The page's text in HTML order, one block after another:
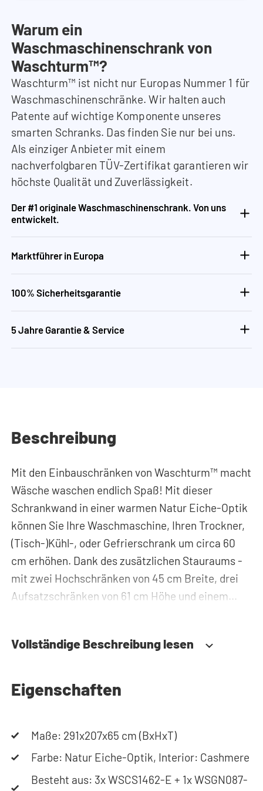
Warum ein
Waschmaschinenschrank von
Waschturm™?
Waschturm™ ist nicht nur Europas Nummer 1 für
Waschmaschinenschränke. Wir halten auch
Patente auf wichtige Komponente unseres
smarten Schranks. Das finden Sie nur bei uns.
Als einziger Anbieter mit einem
nachverfolgbaren TÜV-Zertifikat garantieren wir
höchste Qualität und Zuverlässigkeit.
Der #1 originale Waschmaschinenschrank. Von uns
entwickelt.
Marktführer in Europa
100% Sicherheitsgarantie
5 Jahre Garantie & Service
Beschreibung
Mit den Einbauschränken von Waschturm™ macht
Wäsche waschen endlich Spaß! Mit dieser
Schrankwand in einer warmen Natur Eiche-Optik
können Sie Ihre Waschmaschine, Ihren Trockner,
(Tisch-)Kühl-, oder Gefrierschrank um circa 60
cm erhöhen. Dank des zusätzlichen Stauraums -
mit zwei Hochschränken von 45 cm Breite, drei
Aufsatzschränken von 61 cm Höhe und einem
problemlos verstauen und haben diese immer
Leitungen hinter der Schrankwand versteckt.
Somit sorgt der Waschmaschinenschrank für
Durch die spezielle Konstruktion des Gehäuses
werden Vibrationen von Waschmaschine und
Vollständige Beschreibung lesen
Eigenschaften
Maße: 291x207x65 cm (BxHxT)
Farbe: Natur Eiche-Optik, Interior: Cashmere
Besteht aus: 3x WSCS1462-E + 1x WSGN087-